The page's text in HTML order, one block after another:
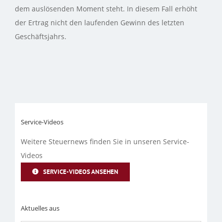
dem auslösenden Moment steht. In diesem Fall erhöht
der Ertrag nicht den laufenden Gewinn des letzten
Geschäftsjahrs.
Service-Videos
Weitere Steuernews finden Sie in unseren Service-
Videos
SERVICE-VIDEOS ANSEHEN
Aktuelles aus